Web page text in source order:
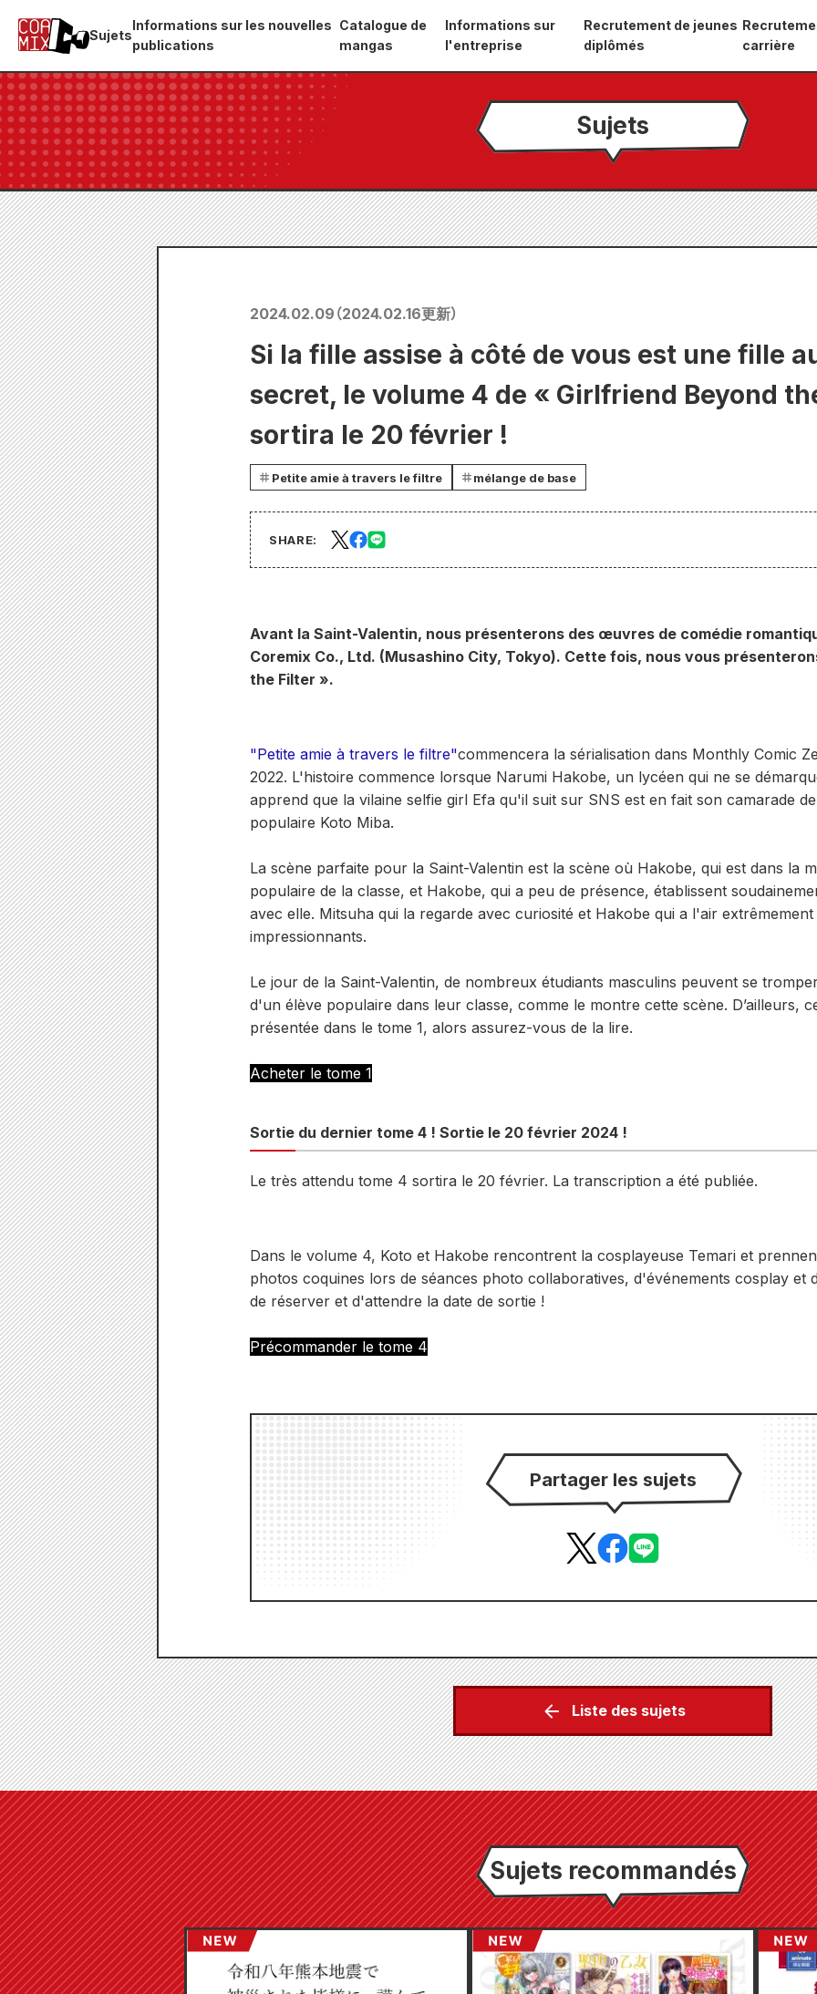
Sujets
Informations sur les nouvelles
publications
Catalogue de
mangas
Informations sur
l'entreprise
Recrutement de jeunes
diplômés
carrière
Sujets
2024.02.09 （2024.02.16更新）
Si la fille assise à côté de vous est une fille
secret, le volume 4 de « Girlfriend Beyond
sortira le 20 février !
Petite amie à travers le filtre mélange de base
SHARE:
Avant la Saint-Valentin, nous présenterons des œuvres de comédie
Coremix Co., Ltd. (Musashino City, Tokyo). Cette fois, nous vous
the Filter ».
"Petite amie à travers le filtre"commencera la sérialisation dans Monthly Comic
2022. L'histoire commence lorsque Narumi Hakobe, un lycéen qui ne se
apprend que la vilaine selfie girl Efa qu'il suit sur SNS est en fait son camarade
populaire Koto Miba.
La scène parfaite pour la Saint-Valentin est la scène où Hakobe, qui est dans la
populaire de la classe, et Hakobe, qui a peu de présence, établissent
avec elle. Mitsuha qui la regarde avec curiosité et Hakobe qui a l'air
impressionnants.
Le jour de la Saint-Valentin, de nombreux étudiants masculins peuvent se
d'un élève populaire dans leur classe, comme le montre cette scène. D’ailleurs,
présentée dans le tome 1, alors assurez-vous de la lire.
Acheter le tome 1
Sortie du dernier tome 4 ! Sortie le 20 février 2024 !
Le très attendu tome 4 sortira le 20 février. La transcription a été publiée.
Dans le volume 4, Koto et Hakobe rencontrent la cosplayeuse Temari et
photos coquines lors de séances photo collaboratives, d'événements cosplay et
de réserver et d'attendre la date de sortie !
Précommander le tome 4
Partager les sujets
Liste des sujets
Sujets recommandés